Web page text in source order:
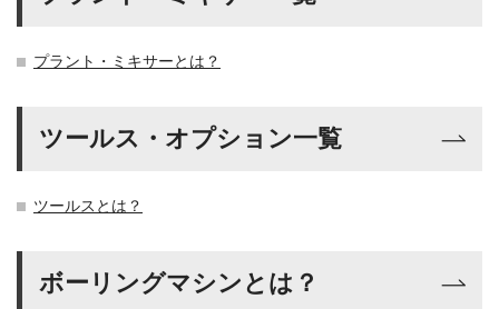
プラント・ミキサーとは？
ツールス・オプション一覧
ツールスとは？
ボーリングマシンとは？